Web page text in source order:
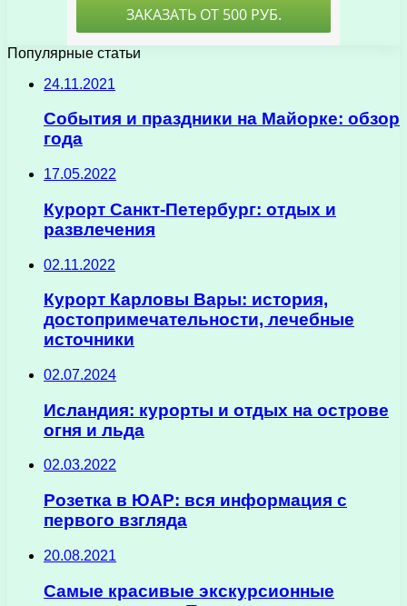
Популярные статьи
24.11.2021
События и праздники на Майорке: обзор
года
17.05.2022
Курорт Санкт-Петербург: отдых и
развлечения
02.11.2022
Курорт Карловы Вары: история,
достопримечательности, лечебные
источники
02.07.2024
Исландия: курорты и отдых на острове
огня и льда
02.03.2022
Розетка в ЮАР: вся информация с
первого взгляда
20.08.2021
Самые красивые экскурсионные